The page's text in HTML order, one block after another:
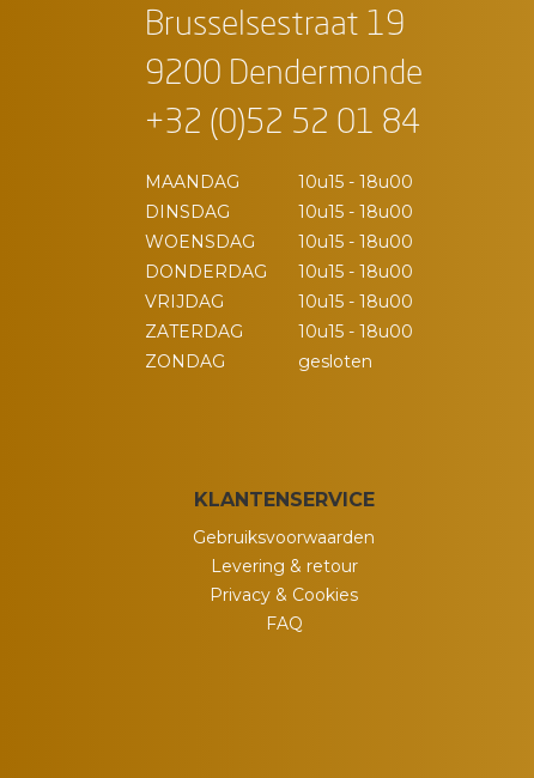
Brusselsestraat 19
9200 Dendermonde
+32 (0)52 52 01 84
MAANDAG
10u15 - 18u00
DINSDAG
10u15 - 18u00
WOENSDAG
10u15 - 18u00
DONDERDAG
10u15 - 18u00
VRIJDAG
10u15 - 18u00
ZATERDAG
10u15 - 18u00
ZONDAG
gesloten
KLANTENSERVICE
Gebruiksvoorwaarden
Levering & retour
Privacy & Cookies
FAQ